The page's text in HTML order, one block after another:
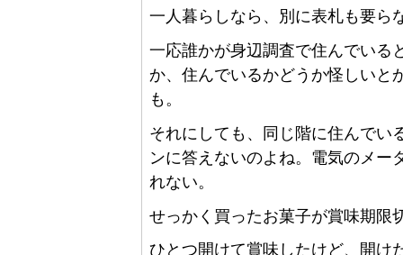
一人暮らしなら、別に表札も要ら
一応誰かが身辺調査で住んでいる
か、住んでいるかどうか怪しいと
も。
それにしても、同じ階に住んでい
ンに答えないのよね。電気のメー
れない。
せっかく買ったお菓子が賞味期限
ひとつ開けて賞味したけど、開け